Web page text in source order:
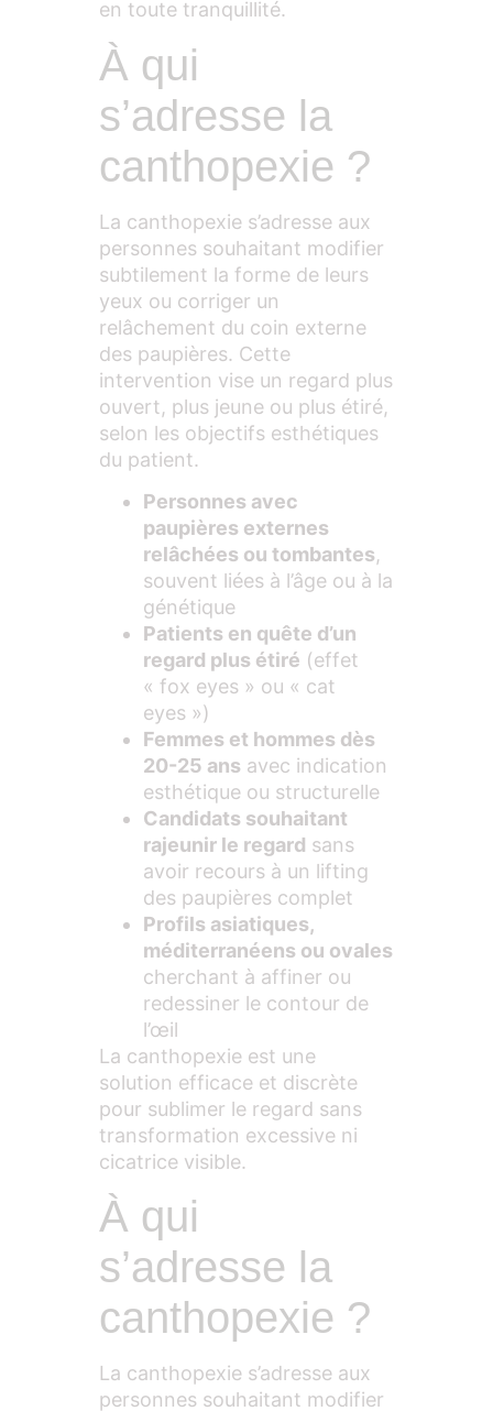
en toute tranquillité.
À qui
s’adresse la
canthopexie ?
La canthopexie s’adresse aux
personnes souhaitant modifier
subtilement la forme de leurs
yeux ou corriger un
relâchement du coin externe
des paupières. Cette
intervention vise un regard plus
ouvert, plus jeune ou plus étiré,
selon les objectifs esthétiques
du patient.
Personnes avec
paupières externes
relâchées ou tombantes,
souvent liées à l’âge ou à la
génétique
Patients en quête d’un
regard plus étiré (effet
« fox eyes » ou « cat
eyes »)
Femmes et hommes dès
20-25 ans avec indication
esthétique ou structurelle
Candidats souhaitant
rajeunir le regard sans
avoir recours à un lifting
des paupières complet
Profils asiatiques,
méditerranéens ou ovales
cherchant à affiner ou
redessiner le contour de
l’œil
La canthopexie est une
solution efficace et discrète
pour sublimer le regard sans
transformation excessive ni
cicatrice visible.
À qui
s’adresse la
canthopexie ?
La canthopexie s’adresse aux
personnes souhaitant modifier